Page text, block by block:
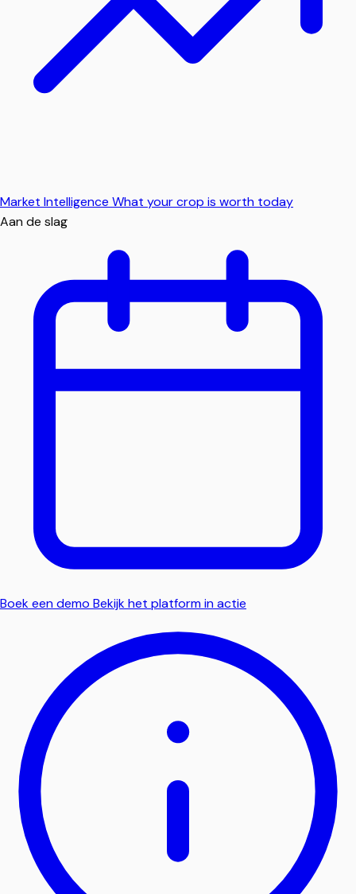
Market Intelligence What your crop is worth today
Aan de slag
Boek een demo Bekijk het platform in actie